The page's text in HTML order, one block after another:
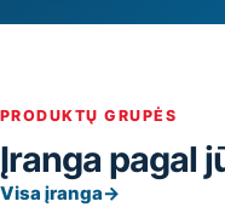
PRODUKTŲ GRUPĖS
Įranga pagal
Visa įranga→